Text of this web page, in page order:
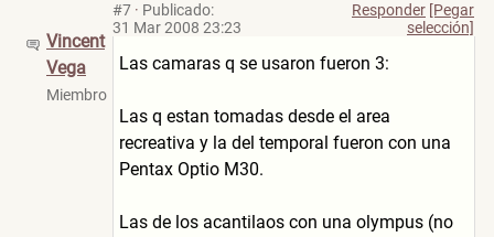
Vincent
Vega
Miembro
#7 · Publicado:
31 Mar 2008 23:23
Responder [Pegar
selección]
Las camaras q se usaron fueron 3:
Las q estan tomadas desde el area
recreativa y la del temporal fueron con una
Pentax Optio M30.
Las de los acantilaos con una olympus (no